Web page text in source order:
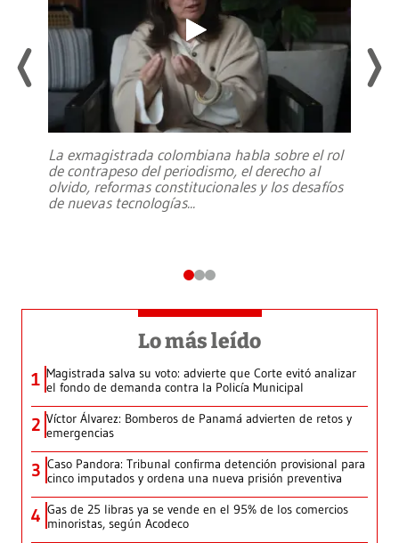
La exmagistrada colombiana habla sobre el rol
de contrapeso del periodismo, el derecho al
olvido, reformas constitucionales y los desafíos
de nuevas tecnologías...
Lo más leído
1 Magistrada salva su voto: advierte que Corte evitó analizar
el fondo de demanda contra la Policía Municipal
2 Víctor Álvarez: Bomberos de Panamá advierten de retos y
emergencias
3 Caso Pandora: Tribunal confirma detención provisional para
cinco imputados y ordena una nueva prisión preventiva
4 Gas de 25 libras ya se vende en el 95% de los comercios
minoristas, según Acodeco